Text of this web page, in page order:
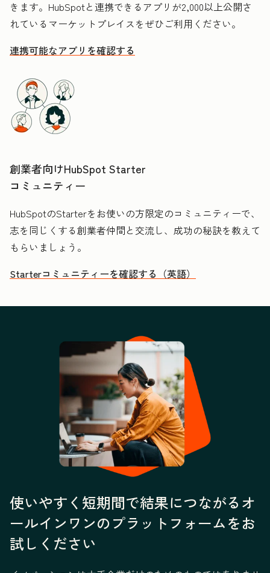
きます。HubSpotと連携できるアプリが2,000以上公開さ
れているマーケットプレイスをぜひご利用ください。
連携可能なアプリを確認する
創業者向けHubSpot Starter
コミュニティー
HubSpotのStarterをお使いの方限定のコミュニティーで、
志を同じくする創業者仲間と交流し、成功の秘訣を教えて
もらいましょう。
Starterコミュニティーを確認する（英語）
使いやすく短期間で結果につながるオ
ールインワンのプラットフォームをお
試しください